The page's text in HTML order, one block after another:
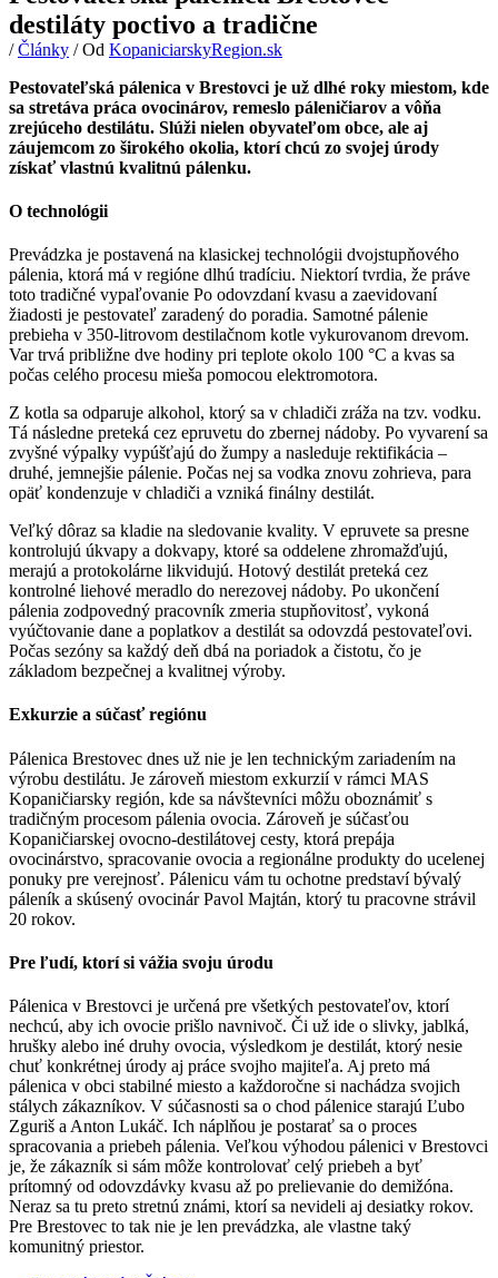
destiláty poctivo a tradične
/Články / Od KopaniciarskyRegion.sk
Pestovateľská pálenica v Brestovci je už dlhé roky miestom, kde
sa stretáva práca ovocinárov, remeslo páleničiarov a vôňa
zrejúceho destilátu. Slúži nielen obyvateľom obce, ale aj
záujemcom zo širokého okolia, ktorí chcú zo svojej úrody
získať vlastnú kvalitnú pálenku.
O technológii
Prevádzka je postavená na klasickej technológii dvojstupňového
pálenia, ktorá má v regióne dlhú tradíciu. Niektorí tvrdia, že práve
toto tradičné vypaľovanie Po odovzdaní kvasu a zaevidovaní
žiadosti je pestovateľ zaradený do poradia. Samotné pálenie
prebieha v 350-litrovom destilačnom kotle vykurovanom drevom.
Var trvá približne dve hodiny pri teplote okolo 100 °C a kvas sa
počas celého procesu mieša pomocou elektromotora.
Z kotla sa odparuje alkohol, ktorý sa v chladiči zráža na tzv. vodku.
Tá následne preteká cez epruvetu do zbernej nádoby. Po vyvarení sa
zvyšné výpalky vypúšťajú do žumpy a nasleduje rektifikácia –
druhé, jemnejšie pálenie. Počas nej sa vodka znovu zohrieva, para
opäť kondenzuje v chladiči a vzniká finálny destilát.
Veľký dôraz sa kladie na sledovanie kvality. V epruvete sa presne
kontrolujú úkvapy a dokvapy, ktoré sa oddelene zhromažďujú,
merajú a protokolárne likvidujú. Hotový destilát preteká cez
kontrolné liehové meradlo do nerezovej nádoby. Po ukončení
pálenia zodpovedný pracovník zmeria stupňovitosť, vykoná
vyúčtovanie dane a poplatkov a destilát sa odovzdá pestovateľovi.
Počas sezóny sa každý deň dbá na poriadok a čistotu, čo je
základom bezpečnej a kvalitnej výroby.
Exkurzie a súčasť regiónu
Pálenica Brestovec dnes už nie je len technickým zariadením na
výrobu destilátu. Je zároveň miestom exkurzií v rámci MAS
Kopaničiarsky región, kde sa návštevníci môžu oboznámiť s
tradičným procesom pálenia ovocia. Zároveň je súčasťou
Kopaničiarskej ovocno-destilátovej cesty, ktorá prepája
ovocinárstvo, spracovanie ovocia a regionálne produkty do ucelenej
ponuky pre verejnosť. Pálenicu vám tu ochotne predstaví bývalý
páleník a skúsený ovocinár Pavol Majtán, ktorý tu pracovne strávil
20 rokov.
Pre ľudí, ktorí si vážia svoju úrodu
Pálenica v Brestovci je určená pre všetkých pestovateľov, ktorí
nechcú, aby ich ovocie prišlo navnivoč. Či už ide o slivky, jablká,
hrušky alebo iné druhy ovocia, výsledkom je destilát, ktorý nesie
chuť konkrétnej úrody aj práce svojho majiteľa. Aj preto má
pálenica v obci stabilné miesto a každoročne si nachádza svojich
stálych zákazníkov. V súčasnosti sa o chod pálenice starajú Ľubo
Zguriš a Anton Lukáč. Ich náplňou je postarať sa o proces
spracovania a priebeh pálenia. Veľkou výhodou pálenici v Brestovci
je, že zákazník si sám môže kontrolovať celý priebeh a byť
prítomný od odovzdávky kvasu až po prelievanie do demižóna.
Neraz sa tu preto stretnú známi, ktorí sa nevideli aj desiatky rokov.
Pre Brestovec to tak nie je len prevádzka, ale vlastne taký
komunitný priestor.